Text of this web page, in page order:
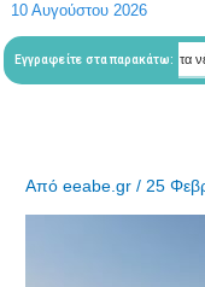
10 Αυγούστου 2026
Εγγραφείτε στα παρακάτω:
για να λαμβάνεται όλα τα νέα
Απόeeabe.gr/25